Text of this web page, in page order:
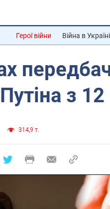
Герої війни Війна в Україні
з 12
314,9 т.